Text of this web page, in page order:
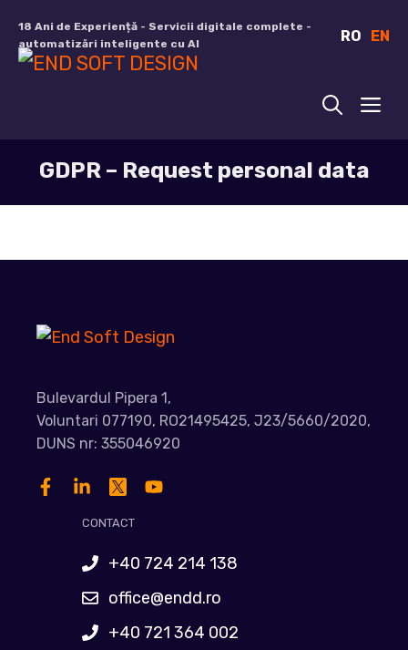
conținut
18 Ani de Experiență - Servicii digitale complete -
automatizări inteligente cu AI
RO EN
GDPR – Request personal data
Bulevardul Pipera 1,
Voluntari 077190, RO21495425, J23/5660/2020,
DUNS nr: 355046920
CONTACT
+40 724 214 138
office@endd.ro
+40 721 364 002